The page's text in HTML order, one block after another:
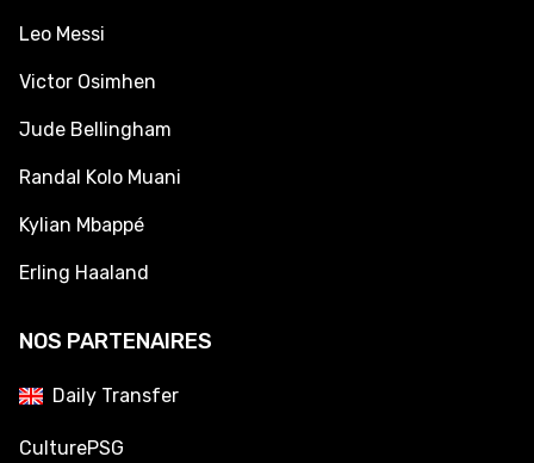
Leo Messi
Victor Osimhen
Jude Bellingham
Randal Kolo Muani
Kylian Mbappé
Erling Haaland
NOS PARTENAIRES
Daily Transfer
CulturePSG